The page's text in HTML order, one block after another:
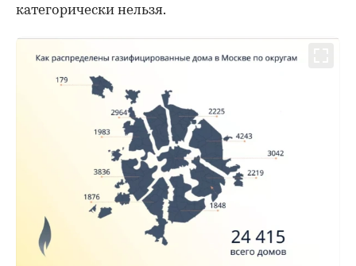
категорически нельзя.